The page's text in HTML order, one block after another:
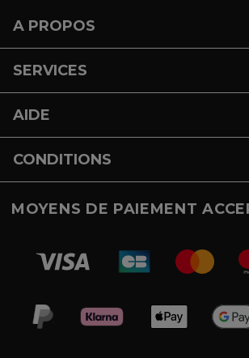
A PROPOS
SERVICES
AIDE
CONDITIONS
MOYENS DE PAIEMENT